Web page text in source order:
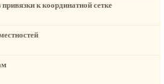
к координатной сетке